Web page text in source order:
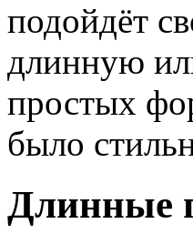
подойдёт
длинную
простых
было
Длинные